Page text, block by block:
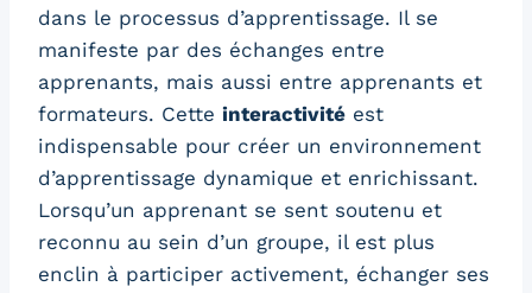
dans le processus d’apprentissage. Il se
manifeste par des échanges entre
apprenants, mais aussi entre apprenants et
formateurs. Cette interactivité est
indispensable pour créer un environnement
d’apprentissage dynamique et enrichissant.
Lorsqu’un apprenant se sent soutenu et
reconnu au sein d’un groupe, il est plus
enclin à participer activement, échanger ses